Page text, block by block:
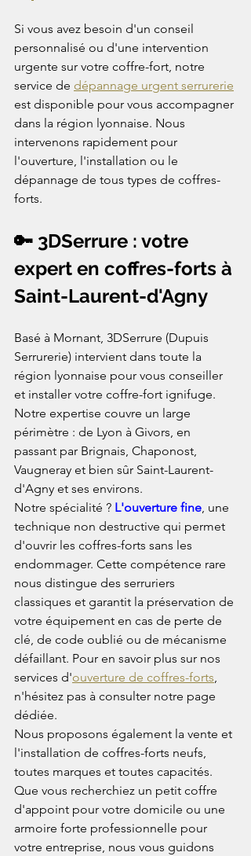
Si vous avez besoin d'un conseil
personnalisé ou d'une intervention
urgente sur votre coffre-fort, notre
service de dépannage urgent serrurerie
est disponible pour vous accompagner
dans la région lyonnaise. Nous
intervenons rapidement pour
l'ouverture, l'installation ou le
dépannage de tous types de coffres-
forts.
🔑 3DSerrure : votre
expert en coffres-forts à
Saint-Laurent-d'Agny
Basé à Mornant, 3DSerrure (Dupuis
Serrurerie) intervient dans toute la
région lyonnaise pour vous conseiller
et installer votre coffre-fort ignifuge.
Notre expertise couvre un large
périmètre : de Lyon à Givors, en
passant par Brignais, Chaponost,
Vaugneray et bien sûr Saint-Laurent-
d'Agny et ses environs.
Notre spécialité ? L'ouverture fine , une
technique non destructive qui permet
d'ouvrir les coffres-forts sans les
endommager. Cette compétence rare
nous distingue des serruriers
classiques et garantit la préservation de
votre équipement en cas de perte de
clé, de code oublié ou de mécanisme
défaillant. Pour en savoir plus sur nos
services d'ouverture de coffres-forts
n'hésitez pas à consulter notre page
dédiée.
Nous proposons également la vente et
l'installation de coffres-forts neufs,
toutes marques et toutes capacités.
Que vous recherchiez un petit coffre
d'appoint pour votre domicile ou une
armoire forte professionnelle pour
votre entreprise, nous vous guidons